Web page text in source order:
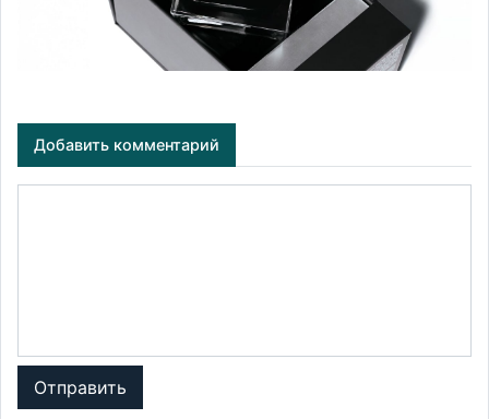
Добавить комментарий
Отправить